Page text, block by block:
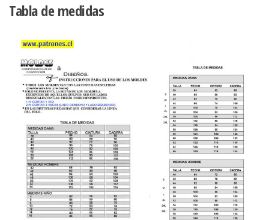
Tabla de medidas